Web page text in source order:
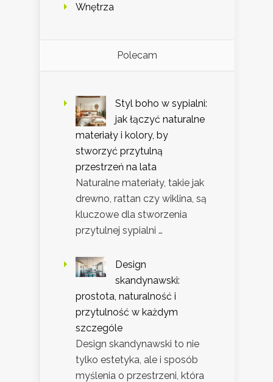
Wnętrza
Polecam
Styl boho w sypialni:
jak łączyć naturalne
materiały i kolory, by
stworzyć przytulną
przestrzeń na lata
Naturalne materiały, takie jak
drewno, rattan czy wiklina, są
kluczowe dla stworzenia
przytulnej sypialni …
Design
skandynawski:
prostota, naturalność i
przytulność w każdym
szczególe
Design skandynawski to nie
tylko estetyka, ale i sposób
myślenia o przestrzeni, która